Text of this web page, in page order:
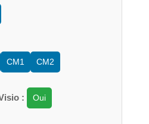
CM1 CM2
: Oui